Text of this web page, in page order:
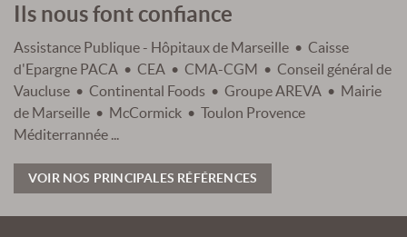
Ils nous font confiance
Assistance Publique - Hôpitaux de Marseille • Caisse
d'Epargne PACA • CEA • CMA-CGM • Conseil général de
Vaucluse • Continental Foods • Groupe AREVA • Mairie
de Marseille • McCormick • Toulon Provence
Méditerrannée ...
VOIR NOS PRINCIPALES RÉFÉRENCES